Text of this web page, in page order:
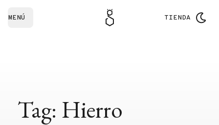
MENÚ TIENDA
Tag: Hierro